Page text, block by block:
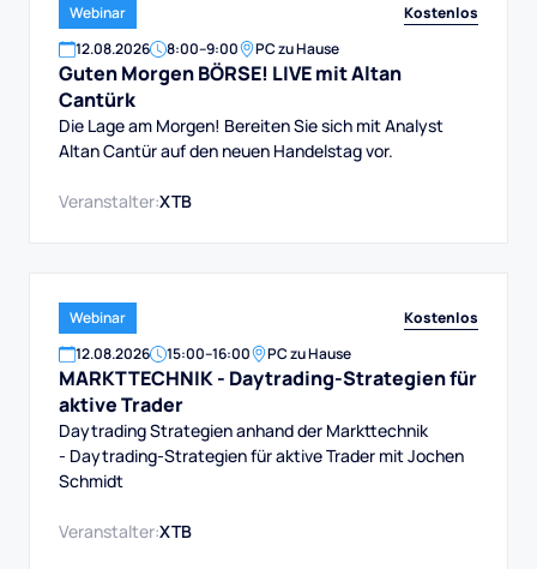
Webinar
Kostenlos
12.08.2026 8:00–9:00 PC zu Hause
Guten Morgen BÖRSE! LIVE mit Altan
Cantürk
Die Lage am Morgen! Bereiten Sie sich mit Analyst
Altan Cantür auf den neuen Handelstag vor.
Veranstalter:XTB
Webinar
Kostenlos
12.08.2026 15:00–16:00 PC zu Hause
MARKTTECHNIK - Daytrading-Strategien für
aktive Trader
Daytrading Strategien anhand der Markttechnik
- Daytrading-Strategien für aktive Trader mit Jochen
Schmidt
Veranstalter:XTB